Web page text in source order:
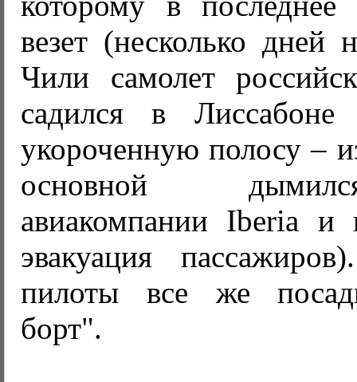
везет (несколько дней
Чили самолет
садился в Лиссабоне
укороченную полосу –
основной
авиакомпании Iberia и
эвакуация
пилоты все же
борт".